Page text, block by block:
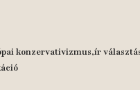
konzervativizmus ír